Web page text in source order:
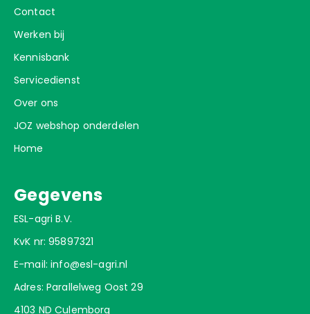
Contact
Werken bij
Kennisbank
Servicedienst
Over ons
JOZ webshop onderdelen
Home
Gegevens
ESL-agri B.V.
KvK nr: 95897321
E-mail:info@esl-agri.nl
Adres: Parallelweg Oost 29
4103 ND Culemborg